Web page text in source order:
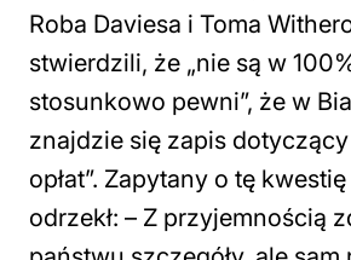
Roba Daviesa i Toma
stwierdzili, że „nie są w
stosunkowo pewni”, że w
znajdzie się zapis
opłat”. Zapytany o tę
odrzekł: – Z przyjemnością